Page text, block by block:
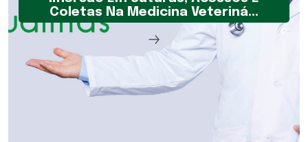
Coletas Na Medicina Veteriná...